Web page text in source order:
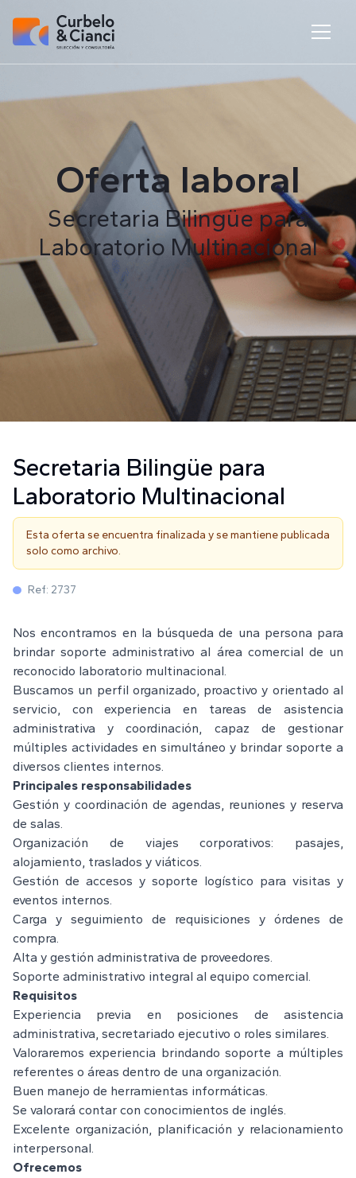
Oferta laboral
Secretaria Bilingüe para
Laboratorio Multinacional
Secretaria Bilingüe para
Laboratorio Multinacional
Esta oferta se encuentra finalizada y se mantiene publicada
solo como archivo.
Ref: 2737
Nos encontramos en la búsqueda de una persona para
brindar soporte administrativo al área comercial de un
reconocido laboratorio multinacional.
Buscamos un perfil organizado, proactivo y orientado al
servicio, con experiencia en tareas de asistencia
administrativa y coordinación, capaz de gestionar
múltiples actividades en simultáneo y brindar soporte a
diversos clientes internos.
Principales responsabilidades
Gestión y coordinación de agendas, reuniones y reserva
de salas.
Organización de viajes corporativos: pasajes,
alojamiento, traslados y viáticos.
Gestión de accesos y soporte logístico para visitas y
eventos internos.
Carga y seguimiento de requisiciones y órdenes de
compra.
Alta y gestión administrativa de proveedores.
Soporte administrativo integral al equipo comercial.
Requisitos
Experiencia previa en posiciones de asistencia
administrativa, secretariado ejecutivo o roles similares.
Valoraremos experiencia brindando soporte a múltiples
referentes o áreas dentro de una organización.
Buen manejo de herramientas informáticas.
Se valorará contar con conocimientos de inglés.
Excelente organización, planificación y relacionamiento
interpersonal.
Ofrecemos